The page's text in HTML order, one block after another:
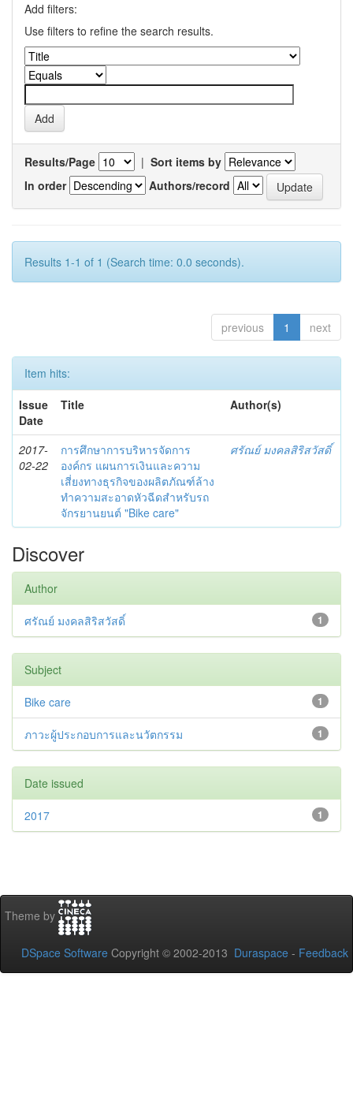
Add filters:
Use filters to refine the search results.
Results/Page | Sort items by
In order
Authors/record
Results 1-1 of 1 (Search time: 0.0 seconds).
previous 1 next
Item hits:
Issue
Date
Title Author(s)
2017-
02-22
การศึกษาการบริหารจัดการ
องค์กร แผนการเงินและความ
เสี่ยงทางธุรกิจของผลิตภัณฑ์ล้าง
ทำความสะอาดหัวฉีดสำหรับรถ
จักรยานยนต์ "Bike care"
ศรัณย์ มงคลสิริสวัสดิ์
Discover
Author
1
ศรัณย์ มงคลสิริสวัสดิ์
Subject
1
Bike care
1
ภาวะผู้ประกอบการและนวัตกรรม
Date issued
1
2017
Theme by
DSpace Software Copyright © 2002-2013 Duraspace - Feedback